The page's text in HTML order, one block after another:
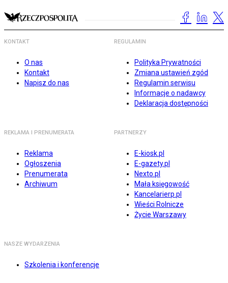
KONTAKT
O nas
Kontakt
Napisz do nas
REGULAMIN
Polityka Prywatności
Zmiana ustawień zgód
Regulamin serwisu
Informacje o nadawcy
Deklaracja dostępności
REKLAMA I PRENUMERATA
Reklama
Ogłoszenia
Prenumerata
Archiwum
PARTNERZY
E-kiosk.pl
E-gazety.pl
Nexto.pl
Mała księgowość
Kancelarierp.pl
Wieści Rolnicze
Życie Warszawy
NASZE WYDARZENIA
Szkolenia i konferencje